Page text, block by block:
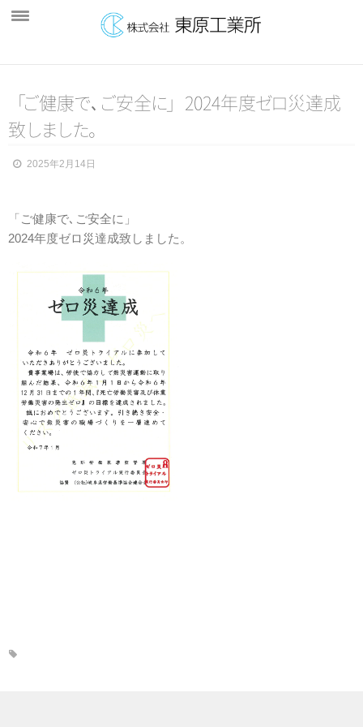
会社案内
製品紹介
製造製品
雪下ろし装置
主要設備
検査機器
プレスリリース
特許紹介
採用情報
お問い合せ
「 ご健康で､ ご安全に」 2024年度ゼロ災達成
致しま した。
2025年2月14日
「ご健康で､ご安全に」
2024年度ゼロ災達成致しました。